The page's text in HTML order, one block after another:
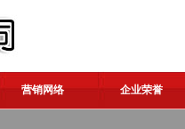
营销网络 企业荣誉